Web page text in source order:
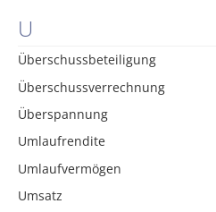
U
Überschussbeteiligung
Überschussverrechnung
Überspannung
Umlaufrendite
Umlaufvermögen
Umsatz